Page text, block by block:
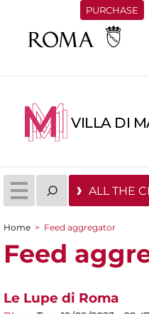
PURCHASE
VILLA DI
ALL THE
You are here
Home > Feed aggregator
Feed
Le Lupe di Roma